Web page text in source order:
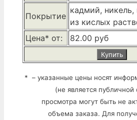
Покрытие
кадмий,
из кислых
Цена* от:
82.00 руб
Купить
* – указанные цены носят
(не является
просмотра могут быть не
объема заказа. Для